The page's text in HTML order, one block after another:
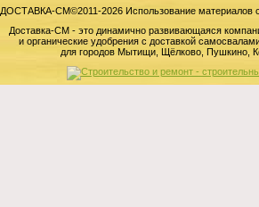
ДОСТАВКА-СМ©2011-2026 Использование материалов
Доставка-СМ - это динамично развивающаяся
и органические удобрения с доставкой
для городов Мытищи, Щёлково, Пушкино,